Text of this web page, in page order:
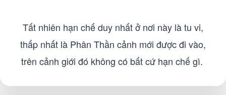
Tất nhiên hạn chế duy nhất ở nơi này là tu vi,
thấp nhất là Phân Thần cảnh mới được đi vào,
trên cảnh giới đó không có bất cứ hạn chế gì.